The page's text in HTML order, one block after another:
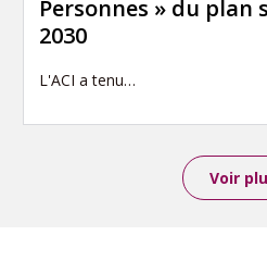
Personnes » du plan
2030
L'ACI a tenu…
Voir